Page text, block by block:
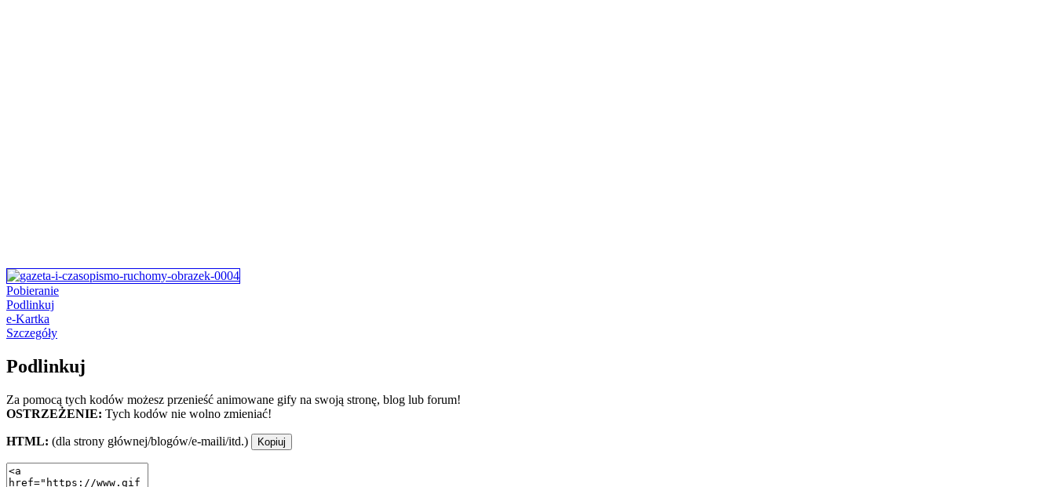
Pobieranie
Podlinkuj
e-Kartka
Szczegóły
Podlinkuj
Za pomocą tych kodów możesz przenieść animowane gify na swoją stronę, blog lub forum!
OSTRZEŻENIE: Tych kodów nie wolno zmieniać!
HTML: (dla strony głównej/blogów/e-maili/itd.) Kopiuj